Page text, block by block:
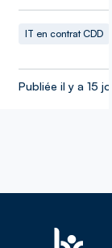
IT en contrat CDD
Publiée il y a 15